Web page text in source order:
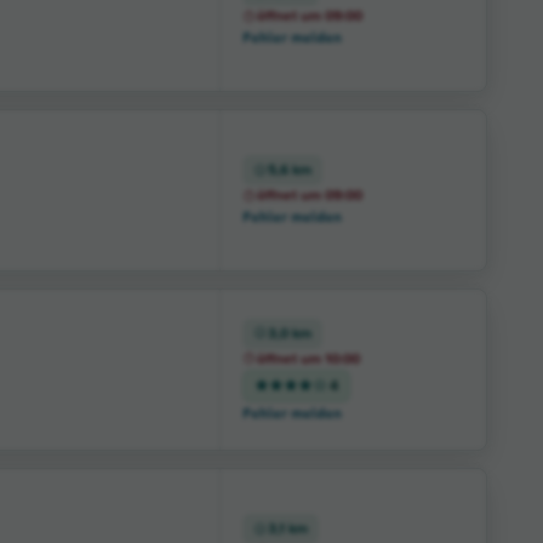
öffnet um 09:00
Fehler melden
5,6 km
öffnet um 09:00
Fehler melden
3,0 km
öffnet um 10:00
4
Fehler melden
3,1 km